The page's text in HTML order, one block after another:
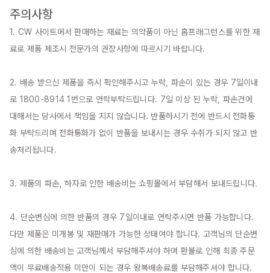
주의사항
1. CW 사이트에서 판매하는 재료는 의약품이 아닌 홈프래그런스를 위한 재
료로 제품 제조시 전문가의 권장사항에 따르시기 바랍니다.
2. 배송 받으신 제품을 즉시 확인해주시고 누락, 파손이 있는 경우 7일이내
로 1800-8914 1번으로 연락부탁드립니다. 7일 이상 된 누락, 파손건에
대해서는 당사에서 책임을 지지 않습니다. 반품하시기 전에 반드시 전화통
화 부탁드리며 전화통화가 없이 반품을 보내시는 경우 수취가 되지 않고 반
송처리됩니다.
3. 제품의 파손, 하자로 인한 배송비는 쇼핑몰에서 부담해서 보내드립니다.
4. 단순변심에 의한 반품의 경우 7일이내로 연락주시면 반품 가능합니다.
다만 제품은 미개봉 및 재판매가 가능한 상태여야 합니다. 고객님의 단순변
심에 의한 배송비는 고객님께서 부담해주셔야 하며 환불로 인해 최종 주문
액이 무료배송적용 미만이 되는 경우 왕복배송료를 부담해주셔야 합니다.